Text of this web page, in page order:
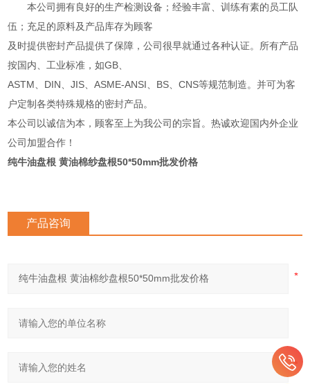
本公司拥有良好的生产检测设备；经验丰富、训练有素的员工队
伍；充足的原料及产品库存为顾客
及时提供密封产品提供了保障，公司很早就通过各种认证。所有产品
按国内、工业标准，如GB、
ASTM、DIN、JIS、ASME-ANSI、BS、CNS等规范制造。并可为客
户定制各类特殊规格的密封产品。
本公司以诚信为本，顾客至上为我公司的宗旨。热诚欢迎国内外企业
公司加盟合作！
纯牛油盘根 黄油棉纱盘根50*50mm批发价格
产品咨询